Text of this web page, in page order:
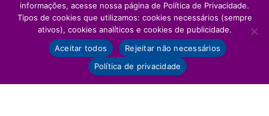
informações, acesse nossa página de Política de Privacidade.
Tipos de cookies que utilizamos: cookies necessários (sempre
ativos), cookies analíticos e cookies de publicidade.
Aceitar todos
Rejeitar não necessários
Política de privacidade